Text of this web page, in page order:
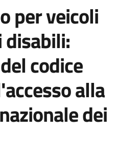
per veicoli
disabili:
codice
alla
dei